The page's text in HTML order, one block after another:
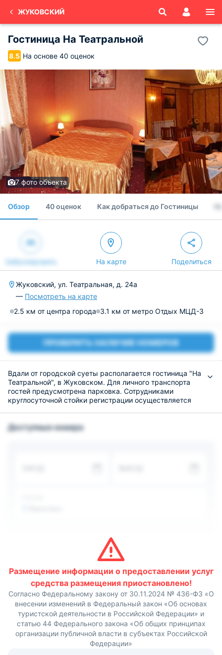
ЖУКОВСКИЙ
Гостиница На Театральной
8.5 На основе 40 оценок
7 фото объекта
Обзор 40 оценок Как добраться до Гостиницы
Забронировать На карте Поделиться
Жуковский, ул. Театральная, д. 24а
— Посмотреть на карте
2.5 км от центра города 3.1 км от метро Отдых МЦД-3
ПРОВЕРИТЬ НАЛИЧИЕ НОМЕРОВ
Вдали от городской суеты располагается гостиница "На
Театральной", в Жуковском. Для личного транспорта
гостей предусмотрена парковка. Сотрудниками
круглосуточной стойки регистрации осуществляется
Уютные номера подготовлены для размещения
Доступные номера
Размещение информации о предоставлении услуг
средства размещения приостановлено!
Согласно Федеральному закону от 30.11.2024 № 436-ФЗ «О
внесении изменений в Федеральный закон «Об основах
туристской деятельности в Российской Федерации» и
статью 44 Федерального закона «Об общих принципах
организации публичной власти в субъектах Российской
Федерации»